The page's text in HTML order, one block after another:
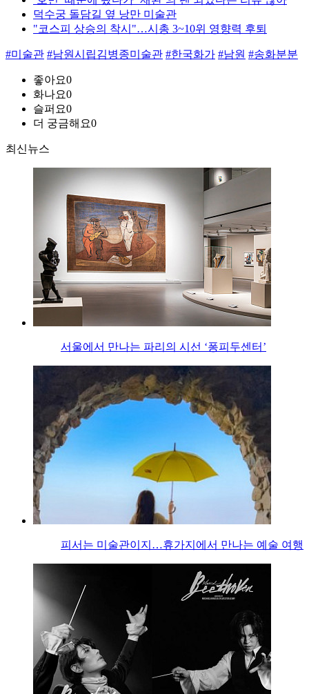
덕수궁 돌담길 옆 낭만 미술관
"코스피 상승의 착시"…시총 3~10위 영향력 후퇴
#미술관 #남원시립김병종미술관 #한국화가 #남원 #송화분분
좋아요0
화나요0
슬퍼요0
더 궁금해요0
최신뉴스
서울에서 만나는 파리의 시선 ‘퐁피두센터’
피서는 미술관이지…휴가지에서 만나는 예술 여행